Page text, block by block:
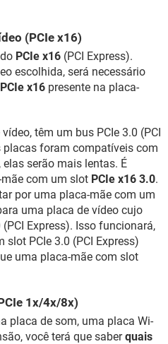
(PCIe x16)
PCIe x16 (PCI Express).
escolhida, será necessário
PCIe x16 presente na placa-
têm um bus PCIe 3.0 (PCI
placas foram compatíveis com
elas serão mais lentas. É
com um slot PCIe x16 3.0.
por uma placa-mãe com um
uma placa de vídeo cujo
Express). Isso funcionará,
PCIe 3.0 (PCI Express)
uma placa-mãe com slot
1x/4x/8x)
placa de som, uma placa Wi-
você terá que saberquais